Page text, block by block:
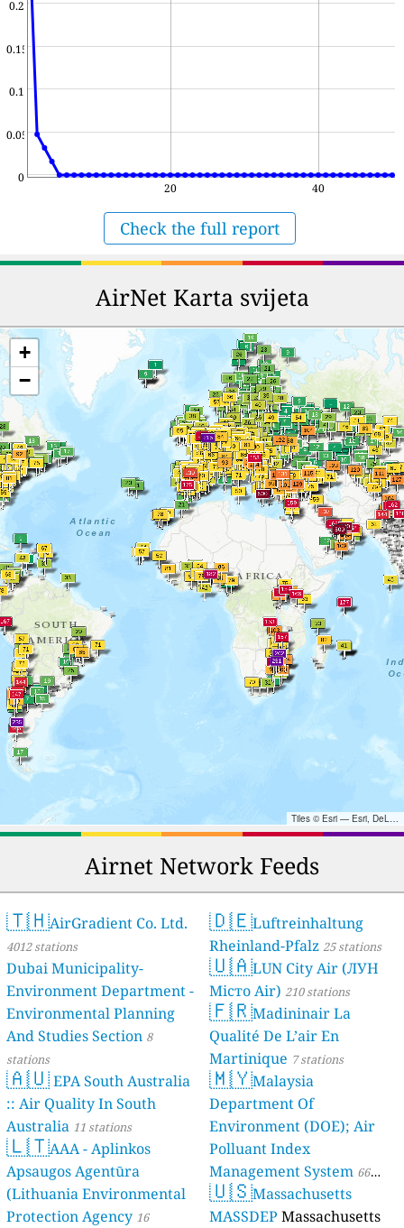
0
0.05
0.1
0.15
0.2
20 40
Check the full report
AirNet Karta svijeta
+
−
Tiles © Esri — Esri, DeLorme, NAVTEQ, TomTom, Intermap, iPC, USGS, FAO, NPS, NRCAN, GeoBase, Kadaster NL, Ordnance Survey, Esri Japan, METI, Esri China (Hong Kong), and the GIS User Community
Airnet Network Feeds
🇹🇭AirGradient Co. Ltd.
4012 stations
Dubai Municipality-
Environment Department -
Environmental Planning
And Studies Section 8
stations
🇦🇺EPA South Australia
:: Air Quality In South
Australia 11 stations
🇱🇹AAA - Aplinkos
Apsaugos Agentūra
(Lithuania Environmental
Protection Agency 16
🇩🇪Luftreinhaltung
Rheinland-Pfalz 25 stations
🇺🇦LUN City Air (ЛУН
Місто Air) 210 stations
🇫🇷Madininair La
Qualité De L’air En
Martinique 7 stations
🇲🇾Malaysia
Department Of
Environment (DOE); Air
Polluant Index
Management System 66
stations
🇺🇸Massachusetts
MASSDEP Massachusetts